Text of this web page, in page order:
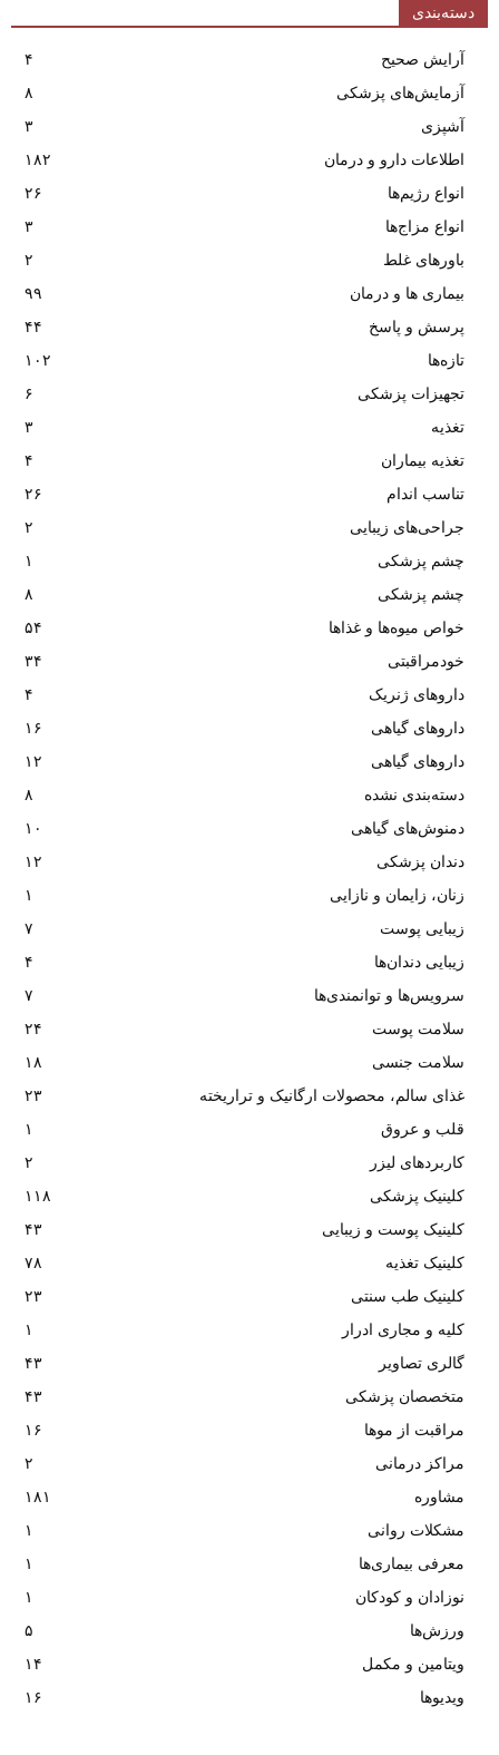
دسته‌بندی
آرایش صحیح
۴
آزمایش‌های پزشکی
۸
آشپزی
۳
اطلاعات دارو و درمان
۱۸۲
انواع رژیم‌ها
۲۶
انواع مزاج‌ها
۳
باورهای غلط
۲
بیماری ها و درمان
۹۹
پرسش و پاسخ
۴۴
تازه‌ها
۱۰۲
تجهیزات پزشکی
۶
تغذیه
۳
تغذیه بیماران
۴
تناسب اندام
۲۶
جراحی‌های زیبایی
۲
چشم پزشکی
۱
چشم پزشکی
۸
خواص میوه‌ها و غذاها
۵۴
خودمراقبتی
۳۴
داروهای ژنریک
۴
داروهای گیاهی
۱۶
داروهای گیاهی
۱۲
دسته‌بندی نشده
۸
دمنوش‌های گیاهی
۱۰
دندان پزشکی
۱۲
زنان، زایمان و نازایی
۱
زیبایی پوست
۷
زیبایی دندان‌ها
۴
سرویس‌ها و توانمندی‌ها
۷
سلامت پوست
۲۴
سلامت جنسی
۱۸
غذای سالم، محصولات ارگانیک و تراریخته
۲۳
قلب و عروق
۱
کاربردهای لیزر
۲
کلینیک پزشکی
۱۱۸
کلینیک پوست و زیبایی
۴۳
کلینیک تغذیه
۷۸
کلینیک طب سنتی
۲۳
کلیه و مجاری ادرار
۱
گالری تصاویر
۴۳
متخصصان پزشکی
۴۳
مراقبت از موها
۱۶
مراکز درمانی
۲
مشاوره
۱۸۱
مشکلات روانی
۱
معرفی بیماری‌ها
۱
نوزادان و کودکان
۱
ورزش‌ها
۵
ویتامین و مکمل
۱۴
ویدیوها
۱۶